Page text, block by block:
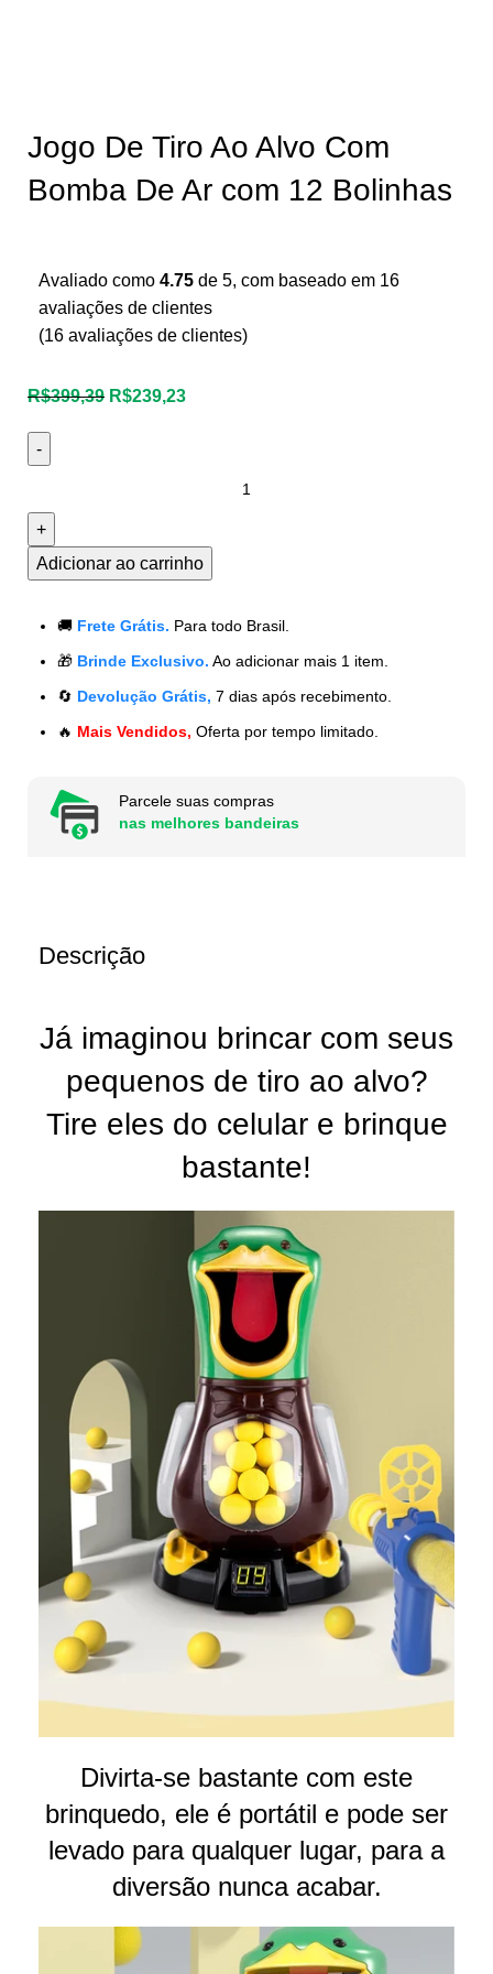
Jogo De Tiro Ao Alvo Com
Bomba De Ar com 12 Bolinhas
Avaliado como 4.75 de 5, com baseado em 16
avaliações de clientes
(16 avaliações de clientes)
R$399,39 R$239,23
Adicionar ao carrinho
🚚 Frete Grátis. Para todo Brasil.
🎁 Brinde Exclusivo. Ao adicionar mais 1 item.
🔄 Devolução Grátis, 7 dias após recebimento.
🔥 Mais Vendidos, Oferta por tempo limitado.
Parcele suas compras
nas melhores bandeiras
Descrição
Já imaginou brincar com seus
pequenos de tiro ao alvo?
Tire eles do celular e brinque
bastante!
Divirta-se bastante com este
brinquedo, ele é portátil e pode ser
levado para qualquer lugar, para a
diversão nunca acabar.